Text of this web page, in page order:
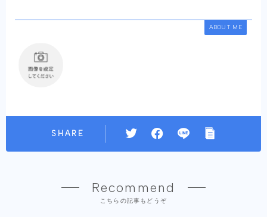
ABOUT ME
SHARE
Recommend
こちらの記事もどうぞ